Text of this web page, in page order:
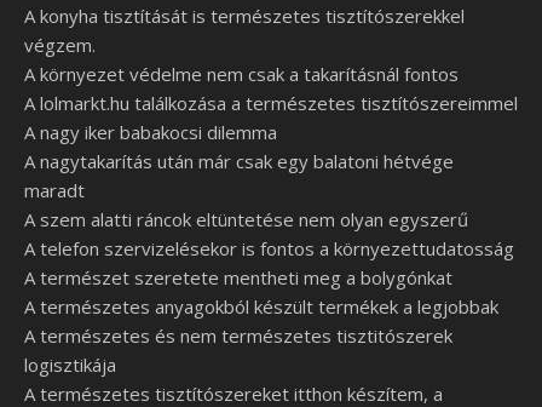
A konyha tisztítását is természetes tisztítószerekkel
végzem.
A környezet védelme nem csak a takarításnál fontos
A lolmarkt.hu találkozása a természetes tisztítószereimmel
A nagy iker babakocsi dilemma
A nagytakarítás után már csak egy balatoni hétvége
maradt
A szem alatti ráncok eltüntetése nem olyan egyszerű
A telefon szervizelésekor is fontos a környezettudatosság
A természet szeretete mentheti meg a bolygónkat
A természetes anyagokból készült termékek a legjobbak
A természetes és nem természetes tisztitószerek
logisztikája
A természetes tisztítószereket itthon készítem, a